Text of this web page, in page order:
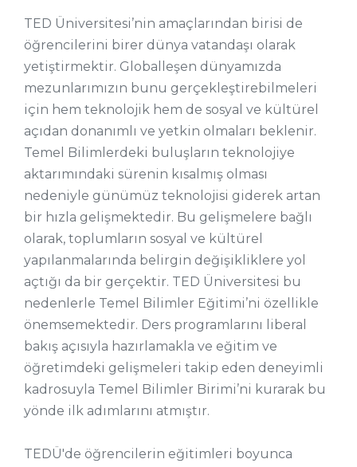
TED Üniversitesi’nin amaçlarından birisi de
öğrencilerini birer dünya vatandaşı olarak
yetiştirmektir. Globalleşen dünyamızda
mezunlarımızın bunu gerçekleştirebilmeleri
için hem teknolojik hem de sosyal ve kültürel
açıdan donanımlı ve yetkin olmaları beklenir.
Temel Bilimlerdeki buluşların teknolojiye
aktarımındaki sürenin kısalmış olması
nedeniyle günümüz teknolojisi giderek artan
bir hızla gelişmektedir. Bu gelişmelere bağlı
olarak, toplumların sosyal ve kültürel
yapılanmalarında belirgin değişikliklere yol
açtığı da bir gerçektir. TED Üniversitesi bu
nedenlerle Temel Bilimler Eğitimi’ni özellikle
önemsemektedir. Ders programlarını liberal
bakış açısıyla hazırlamakla ve eğitim ve
öğretimdeki gelişmeleri takip eden deneyimli
kadrosuyla Temel Bilimler Birimi’ni kurarak bu
yönde ilk adımlarını atmıştır.
TEDÜ'de öğrencilerin eğitimleri boyunca